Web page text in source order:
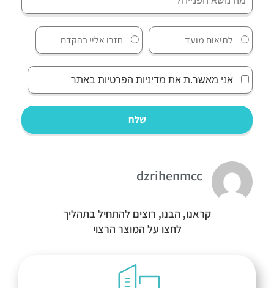
לתיאום מועד חזרו אליי בהקדם
אני מאשר.ת את מדיניות הפרטיות באתר
שלח
dzrihenmcc
קראנו, הבנו, רוצים להתחיל בתהליך
לחצו על המוצר הרצוי